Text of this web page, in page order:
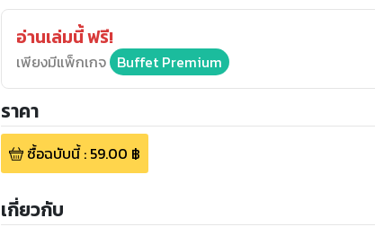
อ่านเล่มนี้ ฟรี!
เพียงมีแพ็กเกจ Buffet Premium
ราคา
ซื้อฉบับนี้: 59.00 ฿
เกี่ยวกับ